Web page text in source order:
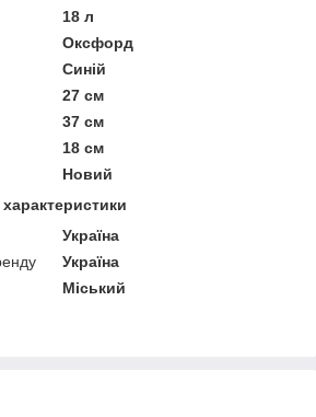
18 л
Оксфорд
Синій
27 см
37 см
18 см
Новий
Україна
Україна
Міський